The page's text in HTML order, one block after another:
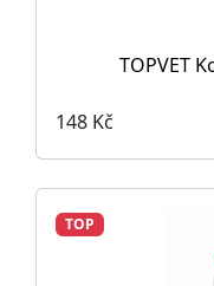
TOPVET
148 Kč
TOP